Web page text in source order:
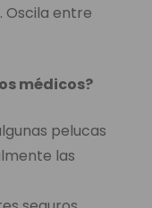
Oscila entre
médicos?
pelucas
las